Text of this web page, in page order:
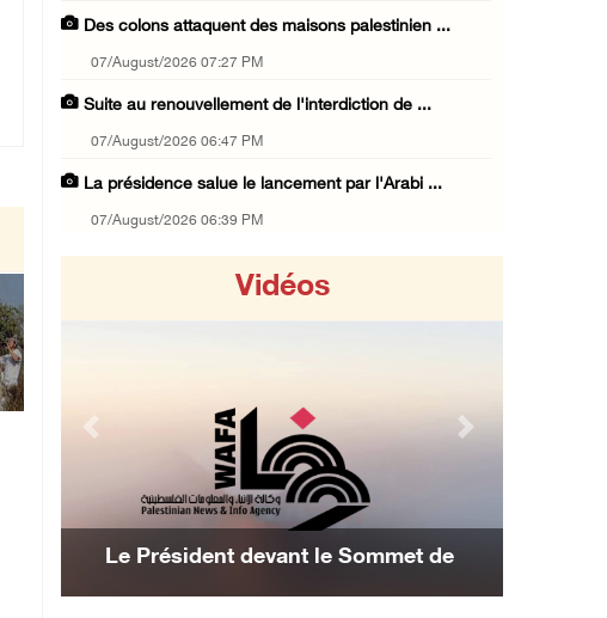
Des colons attaquent des maisons palestinien ...
07/August/2026 07:27 PM
Suite au renouvellement de l'interdiction de ...
07/August/2026 06:47 PM
La présidence salue le lancement par l'Arabi ...
07/August/2026 06:39 PM
07/August/2026 06:14 PM
Environ 70 000 fidèles ont accompli la prièr ...
07/August/2026 02:45 PM
La présidence palestinienne condamne les att ...
Vidéos
Le Président devant le Sommet de
Previous Next